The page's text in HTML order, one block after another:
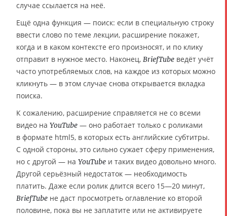
случае ссылается на неё.
Ещё одна функция — поиск: если в специальную строку
ввести слово по теме лекции, расширение покажет,
когда и в каком контексте его произносят, и по клику
отправит в нужное место. Наконец, BriefTube ведёт учёт
часто употребляемых слов, на каждое из которых можно
кликнуть — в этом случае снова открывается вкладка
поиска.
К сожалению, расширение справляется не со всеми
видео на YouTube — оно работает только с роликами
в формате html5, в которых есть английские субтитры.
С одной стороны, это сильно сужает сферу применения,
но с другой — на YouTube и таких видео довольно много.
Другой серьёзный недостаток — необходимость
платить. Даже если ролик длится всего 15—20 минут,
BriefTube не даст просмотреть оглавление ко второй
половине, пока вы не заплатите или не активируете